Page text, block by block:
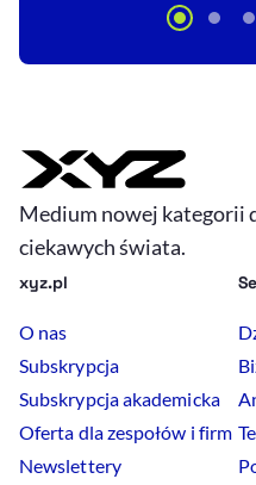
Medium nowej kategorii
ciekawych świata.
xyz.pl
O nas
Subskrypcja
Subskrypcja akademicka
Oferta dla zespołów i firm
Newslettery